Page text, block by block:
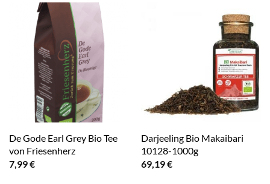
De Gode Earl Grey Bio Tee
von Friesenherz
7,99€
Darjeeling Bio Makaibari
10128-1000g
69,19€